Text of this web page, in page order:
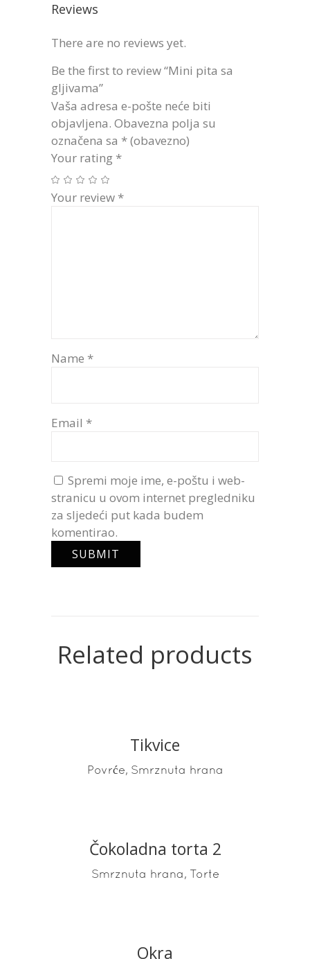
Reviews
There are no reviews yet.
Be the first to review “Mini pita sa
gljivama”
Vaša adresa e-pošte neće biti
objavljena. Obavezna polja su
označena sa * (obavezno)
Your rating *
Your review *
Name *
Email *
Spremi moje ime, e-poštu i web-
stranicu u ovom internet pregledniku
za sljedeći put kada budem
komentirao.
Related products
READ MORE
Tikvice
Povrće, Smrznuta hrana
READ MORE
Čokoladna torta 2
Smrznuta hrana, Torte
Okra